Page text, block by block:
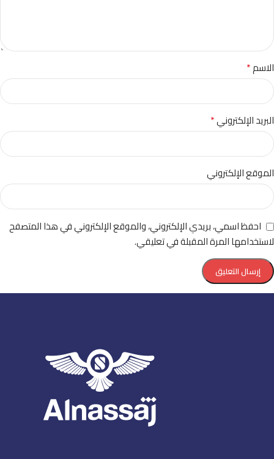
الاسم*
البريد الإلكتروني*
الموقع الإلكتروني
احفظ اسمي، بريدي الإلكتروني، والموقع الإلكتروني في هذا المتصفح
لاستخدامها المرة المقبلة في تعليقي.